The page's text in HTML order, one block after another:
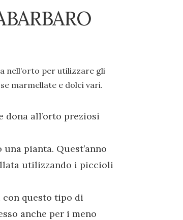
nell’orto per utilizzare gli
marmellate e dolci vari.
dona all’orto preziosi
pianta. Quest’anno
utilizzando i piccioli
questo tipo di
anche per i meno